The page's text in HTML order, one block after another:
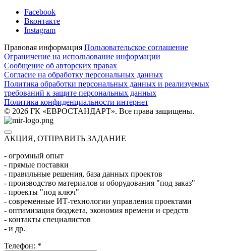
Facebook
Вконтакте
Instagram
Правовая информация Пользовательское соглашение
Ограничение на использование информации
Сообщение об авторских правах
Согласие на обработку персональных данных
Политика обработки персональных данных и реализуемых
требований к защите персональных данных
Политика конфиденциальности интернет
© 2026 ГК «ЕВРОСТАНДАРТ». Все права защищены.
АКЦИЯ, ОТПРАВИТЬ ЗАДАНИЕ
- огромный опыт
- прямые поставки
- правильные решения, база данных проектов
- производство материалов и оборудования "под заказ"
- проекты "под ключ"
- современные ИТ-технологии управления проектами
- оптимизация бюджета, экономия времени и средств
- контакты специалистов
- и др.
Телефон: *